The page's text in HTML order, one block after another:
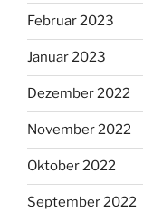
Februar 2023
Januar 2023
Dezember 2022
November 2022
Oktober 2022
September 2022